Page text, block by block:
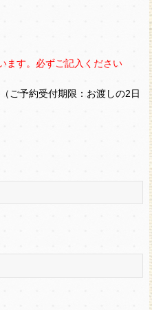
ます。必ずご記入ください
ご予約受付期限：お渡しの2日